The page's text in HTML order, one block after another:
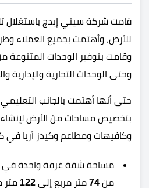
قامت شركة سيتي إيدج باستغلال
للأرض، وأهتمت بجميع العملاء
وقامت بتوفير الوحدات
وحتى الوحدات التجارية والإدارية
حتى أنها أهتمت بالجانب
بتخصيص مساحات من الأرض
وكافيهات ومطاعم وكيدز أريا في
من 74 متر مربع إلى 122 متر